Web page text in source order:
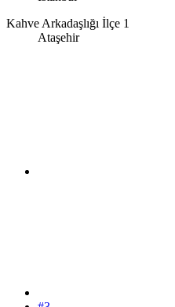
Kahve Arkadaşlığı İlçe 1
Ataşehir